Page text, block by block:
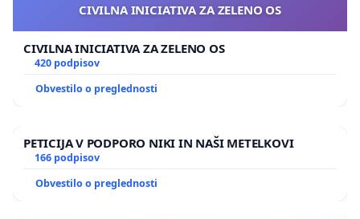
CIVILNA INICIATIVA ZA ZELENO OS
CIVILNA INICIATIVA ZA ZELENO OS
420 podpisov
Obvestilo o preglednosti
PETICIJA V PODPORO NIKI IN NAŠI METELKOVI
166 podpisov
Obvestilo o preglednosti